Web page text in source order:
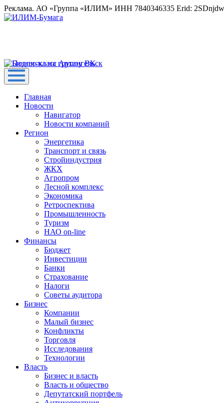
Реклама. АО «Группа «ИЛИМ» ИНН 7840346335 Erid:
Главная
Новости
Навигатор
Новости компаний
Регион
Энергетика
Транспорт и связь
Стройиндустрия
ЖКХ
Агропром
Лесной комплекс
Экономика
Ретроспектива
Промышленность
Туризм
НАО on-line
Финансы
Бюджет
Инвестиции
Банки
Страхование
Налоги
Советы аудитора
Бизнес
Компании
Малый бизнес
Конфликты
Торговля
Исследования
Технологии
Власть
Бизнес и власть
Власть и общество
Депутатский портфель